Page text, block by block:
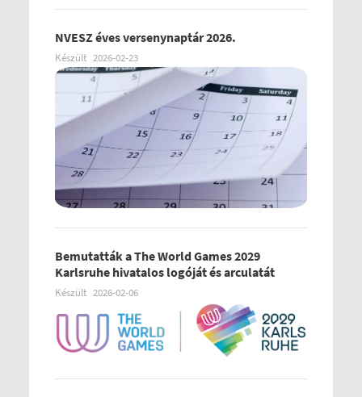
NVESZ éves versenynaptár 2026.
Készült 2026-02-23
Bemutatták a The World Games 2029
Karlsruhe hivatalos logóját és arculatát
Készült 2026-02-06